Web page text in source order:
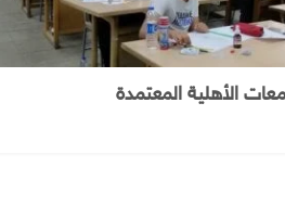
الأهلية المعتمدة